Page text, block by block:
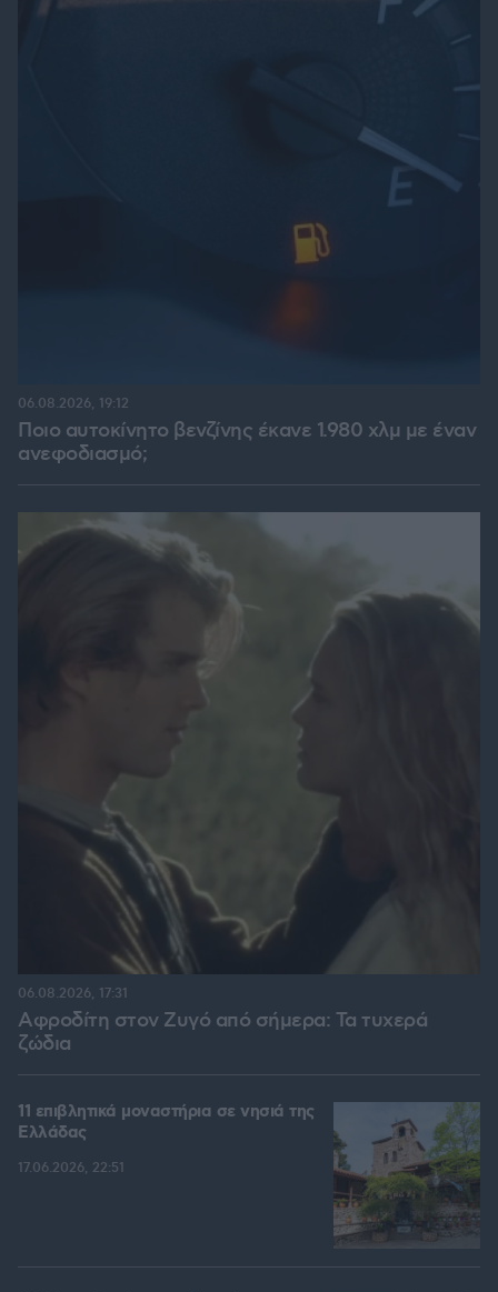
Ποιο αυτοκίνητο βενζίνης έκανε 1.980 χλμ με έναν
ανεφοδιασμό;
06.08.2026, 19:12
Αφροδίτη στον Ζυγό από σήμερα: Τα τυχερά
ζώδια
06.08.2026, 17:31
11 επιβλητικά μοναστήρια σε νησιά της
Ελλάδας
17.06.2026, 22:51